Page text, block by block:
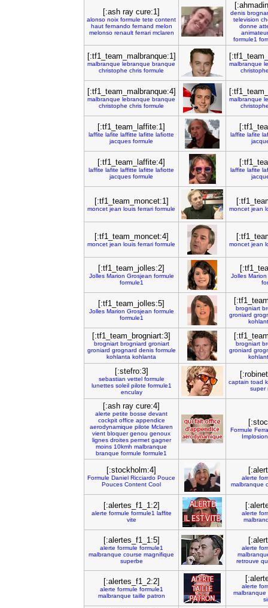
[:ash ray cure:1]
alonso noix formule tete content
haut fernando fernand melon
melonso renault ferrari mclaren
denis
television
donne
animateur
formule1
[:tf1_team_malbranque:1]
malbranque lebranque branque
christophe chris formule
malbranque
[:tf1_team_malbranque:4]
malbranque lebranque branque
christophe chris formule
malbranque
[:tf1_team_laffite:1]
laffite lafite laffitte lafitte lafiotte
jacques formule
laffite lafite
[:tf1_team_laffite:4]
laffite lafite laffitte lafitte lafiotte
jacques formule
laffite lafite
[:tf1_team_moncet:1]
moncet jean louis ferrari formule moncet jean
[:tf1_team_moncet:4]
moncet jean louis ferrari formule moncet jean
[:tf1_team_jolles:2]
Jolles Marion Grosjean formule
formule1
Jolles Marion
[:tf1_team_jolles:5]
Jolles Marion Grosjean formule
formule1
brogniart
groniard
[:tf1_team_brogniart:3]
brogniart brogniard groniart
groniard grognard denis formule
kohlanta kohlanta
brogniart
groniard
[:stefro:3]
sebastian vettel formule
lunettes soleil pilote formule1
enculay
captain toad
super
[:ash ray cure:4]
alerte petite bosse devant
cockpit office appendice
aerodynamique pilote Mclaren
vient bloquer genou genoux
lignes droites permet gagner
moins 10kmh malbranque
branque formule formule1
Formule
Implosion
[:stockholm:4]
Formule Daniel Ricciardo Pouce
Pouces Content Cool
alerte
malbranque
[:alertes_f1_1:2]
alerte formule formule1 laffite
vite
alerte
[:alertes_f1_1:5]
alerte formule formule1
malbranque course magnifique
superbe
alerte
retrouve
[:alertes_f1_2:2]
alerte formule formule1
malbranque taille patron
alerte
malbranque